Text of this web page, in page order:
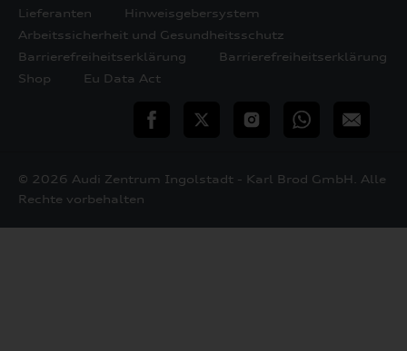
Lieferanten
Hinweisgebersystem
Arbeitssicherheit und Gesundheitsschutz
Barrierefreiheitserklärung
Barrierefreiheitserklärung
Shop
Eu Data Act
teilen Twitter InstagramWhatsApp
E-
© 2026 Audi Zentrum Ingolstadt - Karl Brod GmbH. Alle
Rechte vorbehalten